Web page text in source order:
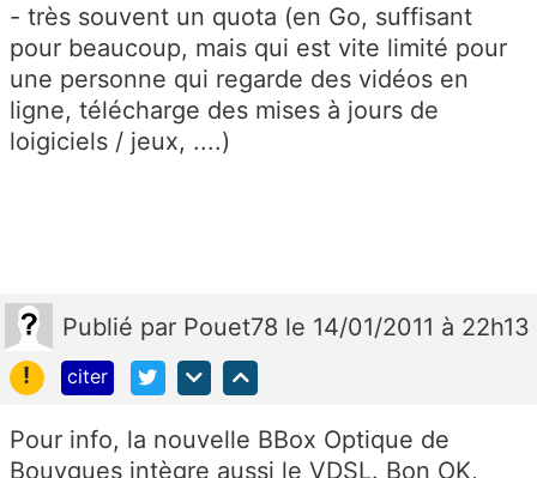
- très souvent un quota (en Go, suffisant
pour beaucoup, mais qui est vite limité pour
une personne qui regarde des vidéos en
ligne, télécharge des mises à jours de
loigiciels / jeux, ....)
Publié par Pouet78 le 14/01/2011 à 22h13
!
citer
Pour info, la nouvelle BBox Optique de
Bouygues intègre aussi le VDSL. Bon OK,